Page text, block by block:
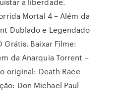
Mortal 4 – Além da
Dublado e Legendado
Grátis. Baixar Filme:
da Anarquia Torrent –
original: Death Race
Don Michael Paul